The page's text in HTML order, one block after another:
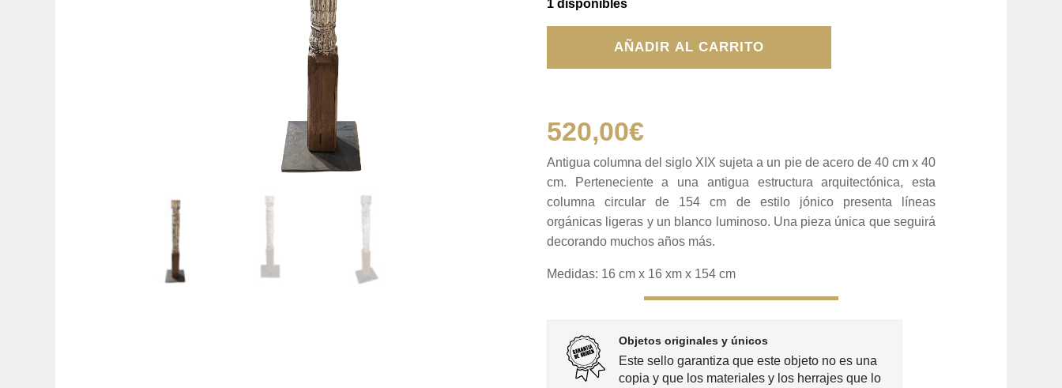
1 disponibles
cantidad
AÑADIR AL CARRITO
520,00€
Antigua columna del siglo XIX sujeta a un pie de acero de 40 cm x 40
cm. Perteneciente a una antigua estructura arquitectónica, esta
columna circular de 154 cm de estilo jónico presenta líneas
orgánicas ligeras y un blanco luminoso. Una pieza única que seguirá
decorando muchos años más.
Medidas: 16 cm x 16 xm x 154 cm
Objetos originales y únicos
Este sello garantiza que este objeto no es una
copia y que los materiales y los herrajes que lo